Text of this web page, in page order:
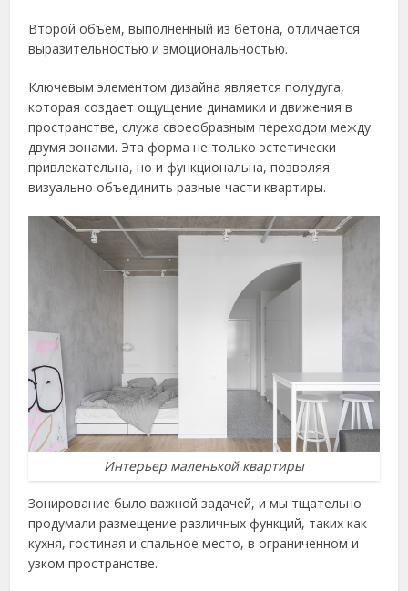
Второй объем, выполненный из бетона, отличается
выразительностью и эмоциональностью.
Ключевым элементом дизайна является полудуга,
которая создает ощущение динамики и движения в
пространстве, служа своеобразным переходом между
двумя зонами. Эта форма не только эстетически
привлекательна, но и функциональна, позволяя
визуально объединить разные части квартиры.
Интерьер маленькой квартиры
Зонирование было важной задачей, и мы тщательно
продумали размещение различных функций, таких как
кухня, гостиная и спальное место, в ограниченном и
узком пространстве.